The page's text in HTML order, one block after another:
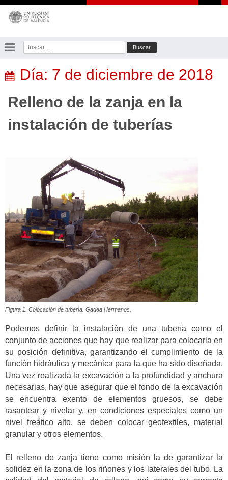
Saltar
contenido
Buscar:
Día: 7 de diciembre de 2018
Relleno de la zanja en la
instalación de tuberías
Figura 1. Colocación de tubería. Gadea Hermanos.
Podemos definir la instalación de una tubería como el
conjunto de acciones que hay que realizar para colocarla en
su posición definitiva, garantizando el cumplimiento de la
función hidráulica y mecánica para la que ha sido diseñada.
Una vez realizada la excavación a la profundidad y anchura
necesarias, hay que asegurar que el fondo de la excavación
se encuentra exento de elementos gruesos, se debe
rasantear y nivelar y, en condiciones especiales como un
nivel freático alto, se deben colocar geotextiles, material
granular y otros elementos.
El relleno de zanja tiene como misión la de garantizar la
solidez en la zona de los riñones y los laterales del tubo. La